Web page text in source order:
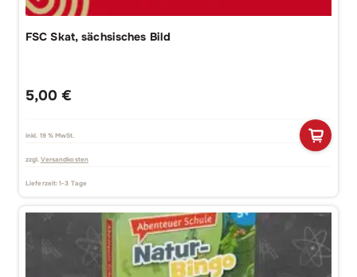
FSC Skat, sächsisches Bild
5,00 €
inkl. 19 % MwSt.
zzgl. Versandkosten
Lieferzeit:1-3 Tage